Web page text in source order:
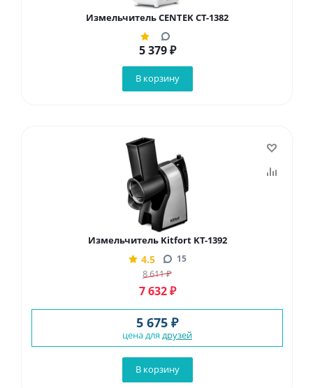
Измельчитель CENTEK CT-1382
5 379₽
В корзину
Измельчитель Kitfort KT-1392
4.5 15
8 611₽
7 632₽
5 675 ₽
цена для друзей
В корзину